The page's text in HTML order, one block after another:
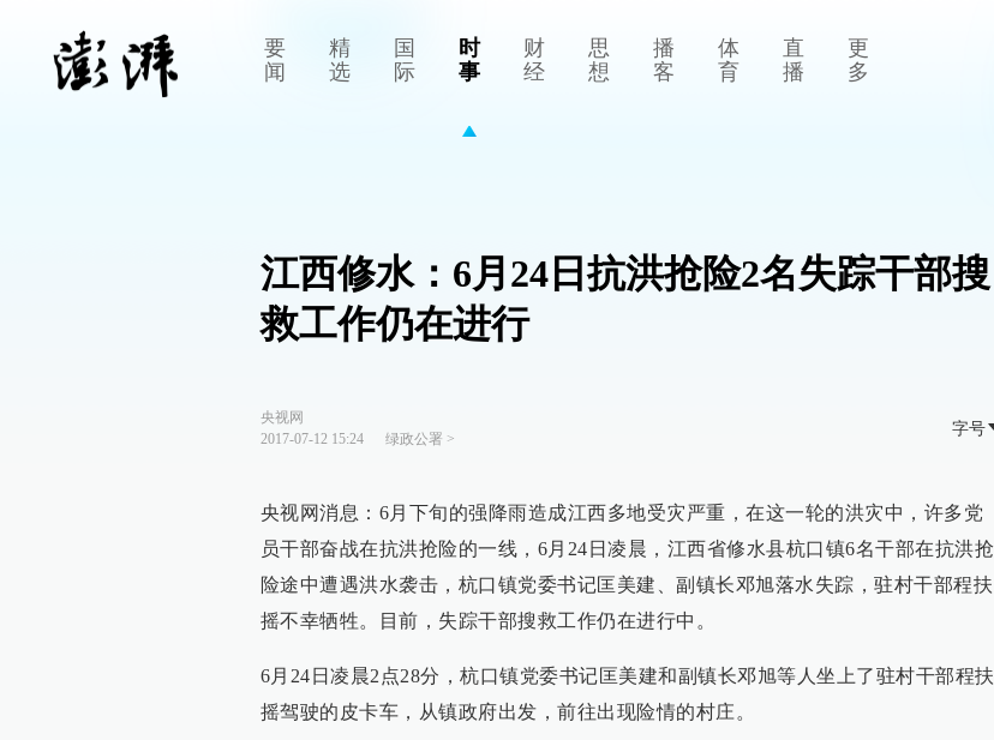
要
闻
精
选
国
际
时
事
财
经
思
想
播
客
体
育
直
播
更
多
江西修水：6月24日抗洪抢险2名失踪干部搜
救工作仍在进行
央视网
2017-07-12 15:24
绿政公署 >
字号
央视网消息：6月下旬的强降雨造成江西多地受灾严重，在这一轮的洪灾中，许多党
员干部奋战在抗洪抢险的一线，6月24日凌晨，江西省修水县杭口镇6名干部在抗洪抢
险途中遭遇洪水袭击，杭口镇党委书记匡美建、副镇长邓旭落水失踪，驻村干部程扶
摇不幸牺牲。目前，失踪干部搜救工作仍在进行中。
6月24日凌晨2点28分，杭口镇党委书记匡美建和副镇长邓旭等人坐上了驻村干部程扶
摇驾驶的皮卡车，从镇政府出发，前往出现险情的村庄。